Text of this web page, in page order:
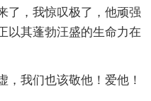
了，我惊叹极了，他顽强
以其蓬勃汪盛的生命力在
，我们也该敬他！爱他！